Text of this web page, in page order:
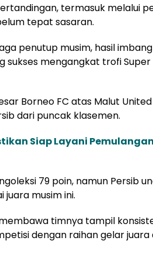
termasuk melalui
tepat sasaran.
penutup musim, hasil
sukses mengangkat trofi Super
Borneo FC atas Malut
dari puncak klasemen.
Siap Layani
79 poin, namun Persib
juara musim ini.
timnya tampil
dengan raihan gelar juara